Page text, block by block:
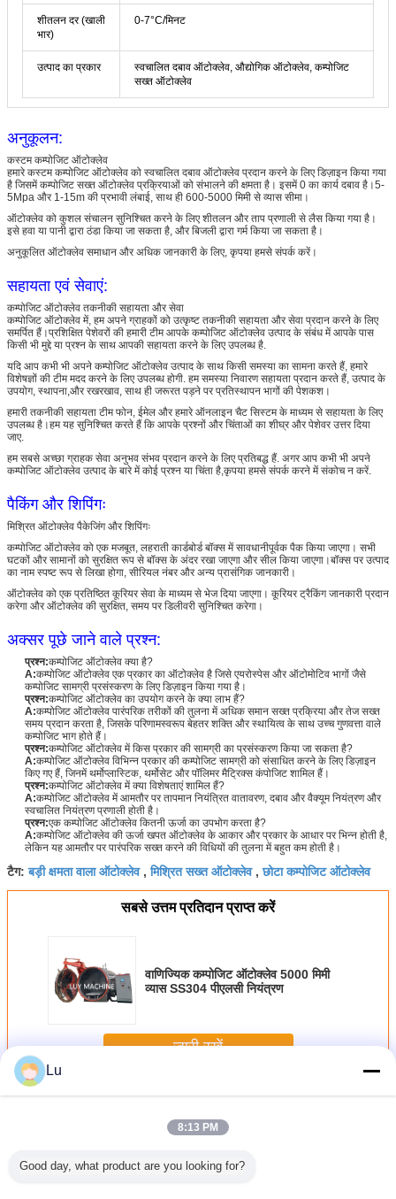
शीतलन दर (खाली
भार)
0-7°C/मिनट
उत्पाद का प्रकार
स्वचालित दबाव ऑटोक्लेव, औद्योगिक ऑटोक्लेव, कम्पोजिट
सख्त ऑटोक्लेव
अनुकूलन:
कस्टम कम्पोजिट ऑटोक्लेव
हमारे कस्टम कम्पोजिट ऑटोक्लेव को स्वचालित दबाव ऑटोक्लेव प्रदान करने के लिए डिज़ाइन किया गया
है जिसमें कम्पोजिट सख्त ऑटोक्लेव प्रक्रियाओं को संभालने की क्षमता है। इसमें 0 का कार्य दबाव है।5-
5Mpa और 1-15m की प्रभावी लंबाई, साथ ही 600-5000 मिमी से व्यास सीमा।
ऑटोक्लेव को कुशल संचालन सुनिश्चित करने के लिए शीतलन और ताप प्रणाली से लैस किया गया है।
इसे हवा या पानी द्वारा ठंडा किया जा सकता है, और बिजली द्वारा गर्म किया जा सकता है।
अनुकूलित ऑटोक्लेव समाधान और अधिक जानकारी के लिए, कृपया हमसे संपर्क करें।
सहायता एवं सेवाएं:
कम्पोजिट ऑटोक्लेव तकनीकी सहायता और सेवा
कम्पोजिट ऑटोक्लेव में, हम अपने ग्राहकों को उत्कृष्ट तकनीकी सहायता और सेवा प्रदान करने के लिए
समर्पित हैं।प्रशिक्षित पेशेवरों की हमारी टीम आपके कम्पोजिट ऑटोक्लेव उत्पाद के संबंध में आपके पास
किसी भी मुद्दे या प्रश्न के साथ आपकी सहायता करने के लिए उपलब्ध है.
यदि आप कभी भी अपने कम्पोजिट ऑटोक्लेव उत्पाद के साथ किसी समस्या का सामना करते हैं, हमारे
विशेषज्ञों की टीम मदद करने के लिए उपलब्ध होगी. हम समस्या निवारण सहायता प्रदान करते हैं, उत्पाद के
उपयोग, स्थापना,और रखरखाव, साथ ही जरूरत पड़ने पर प्रतिस्थापन भागों की पेशकश।
हमारी तकनीकी सहायता टीम फोन, ईमेल और हमारे ऑनलाइन चैट सिस्टम के माध्यम से सहायता के लिए
उपलब्ध है।हम यह सुनिश्चित करते हैं कि आपके प्रश्नों और चिंताओं का शीघ्र और पेशेवर उत्तर दिया
जाए.
हम सबसे अच्छा ग्राहक सेवा अनुभव संभव प्रदान करने के लिए प्रतिबद्ध हैं. अगर आप कभी भी अपने
कम्पोजिट ऑटोक्लेव उत्पाद के बारे में कोई प्रश्न या चिंता है,कृपया हमसे संपर्क करने में संकोच न करें.
पैकिंग और शिपिंगः
मिश्रित ऑटोक्लेव पैकेजिंग और शिपिंगः
कम्पोजिट ऑटोक्लेव को एक मजबूत, लहराती कार्डबोर्ड बॉक्स में सावधानीपूर्वक पैक किया जाएगा। सभी
घटकों और सामानों को सुरक्षित रूप से बॉक्स के अंदर रखा जाएगा और सील किया जाएगा।बॉक्स पर उत्पाद
का नाम स्पष्ट रूप से लिखा होगा, सीरियल नंबर और अन्य प्रासंगिक जानकारी।
ऑटोक्लेव को एक प्रतिष्ठित कूरियर सेवा के माध्यम से भेज दिया जाएगा। कूरियर ट्रैकिंग जानकारी प्रदान
करेगा और ऑटोक्लेव की सुरक्षित, समय पर डिलीवरी सुनिश्चित करेगा।
अक्सर पूछे जाने वाले प्रश्न:
प्रश्न:कम्पोजिट ऑटोक्लेव क्या है?
A:कम्पोजिट ऑटोक्लेव एक प्रकार का ऑटोक्लेव है जिसे एयरोस्पेस और ऑटोमोटिव भागों जैसे
कम्पोजिट सामग्री प्रसंस्करण के लिए डिज़ाइन किया गया है।
प्रश्न:कम्पोजिट ऑटोक्लेव का उपयोग करने के क्या लाभ हैं?
A:कम्पोजिट ऑटोक्लेव पारंपरिक तरीकों की तुलना में अधिक समान सख्त प्रक्रिया और तेज सख्त
समय प्रदान करता है, जिसके परिणामस्वरूप बेहतर शक्ति और स्थायित्व के साथ उच्च गुणवत्ता वाले
कम्पोजिट भाग होते हैं।
प्रश्न:कम्पोजिट ऑटोक्लेव में किस प्रकार की सामग्री का प्रसंस्करण किया जा सकता है?
A:कम्पोजिट ऑटोक्लेव विभिन्न प्रकार की कम्पोजिट सामग्री को संसाधित करने के लिए डिज़ाइन
किए गए हैं, जिनमें थर्मोप्लास्टिक, थर्मोसेट और पॉलिमर मैट्रिक्स कंपोजिट शामिल हैं।
प्रश्न:कम्पोजिट ऑटोक्लेव में क्या विशेषताएं शामिल हैं?
A:कम्पोजिट ऑटोक्लेव में आमतौर पर तापमान नियंत्रित वातावरण, दबाव और वैक्यूम नियंत्रण और
स्वचालित नियंत्रण प्रणाली होती है।
प्रश्न:एक कम्पोजिट ऑटोक्लेव कितनी ऊर्जा का उपभोग करता है?
A:कम्पोजिट ऑटोक्लेव की ऊर्जा खपत ऑटोक्लेव के आकार और प्रकार के आधार पर भिन्न होती है,
लेकिन यह आमतौर पर पारंपरिक सख्त करने की विधियों की तुलना में बहुत कम होती है।
टैग:बड़ी क्षमता वाला ऑटोक्लेव,मिश्रित सख्त ऑटोक्लेव,छोटा कम्पोजिट ऑटोक्लेव
सबसे उत्तम प्रतिदान प्राप्त करें
वाणिज्यिक कम्पोजिट ऑटोक्लेव 5000 मिमी
व्यास SS304 पीएलसी नियंत्रण
जारी रखें
अधिकमिश्रित ऑटोक्लेव
Lu
8:13 PM
Good day, what product are you looking for?